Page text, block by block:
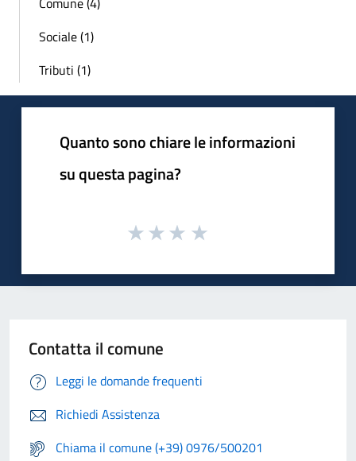
Sociale (1)
Tributi (1)
Quanto sono chiare le informazioni
su questa pagina?
Contatta il comune
Leggi le domande frequenti
Richiedi Assistenza
Chiama il comune (+39) 0976/500201